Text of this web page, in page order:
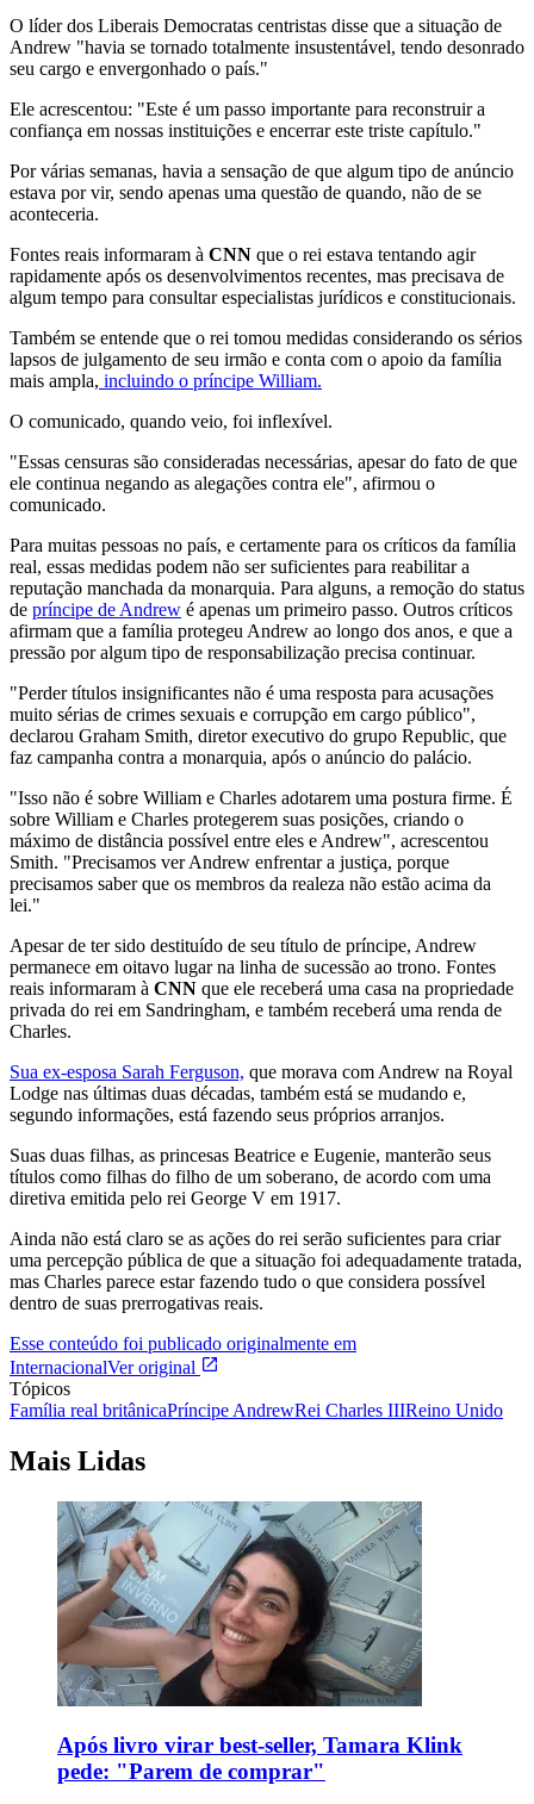
O líder dos Liberais Democratas centristas disse que a situação de
Andrew "havia se tornado totalmente insustentável, tendo desonrado
seu cargo e envergonhado o país."
Ele acrescentou: "Este é um passo importante para reconstruir a
confiança em nossas instituições e encerrar este triste capítulo."
Por várias semanas, havia a sensação de que algum tipo de anúncio
estava por vir, sendo apenas uma questão de quando, não de se
aconteceria.
Fontes reais informaram à CNN que o rei estava tentando agir
rapidamente após os desenvolvimentos recentes, mas precisava de
algum tempo para consultar especialistas jurídicos e constitucionais.
Também se entende que o rei tomou medidas considerando os sérios
lapsos de julgamento de seu irmão e conta com o apoio da família
mais ampla, incluindo o príncipe William.
O comunicado, quando veio, foi inflexível.
"Essas censuras são consideradas necessárias, apesar do fato de que
ele continua negando as alegações contra ele", afirmou o
comunicado.
Para muitas pessoas no país, e certamente para os críticos da família
real, essas medidas podem não ser suficientes para reabilitar a
reputação manchada da monarquia. Para alguns, a remoção do status
de príncipe de Andrew é apenas um primeiro passo. Outros críticos
afirmam que a família protegeu Andrew ao longo dos anos, e que a
pressão por algum tipo de responsabilização precisa continuar.
"Perder títulos insignificantes não é uma resposta para acusações
muito sérias de crimes sexuais e corrupção em cargo público",
declarou Graham Smith, diretor executivo do grupo Republic, que
faz campanha contra a monarquia, após o anúncio do palácio.
"Isso não é sobre William e Charles adotarem uma postura firme. É
sobre William e Charles protegerem suas posições, criando o
máximo de distância possível entre eles e Andrew", acrescentou
Smith. "Precisamos ver Andrew enfrentar a justiça, porque
precisamos saber que os membros da realeza não estão acima da
lei."
Apesar de ter sido destituído de seu título de príncipe, Andrew
permanece em oitavo lugar na linha de sucessão ao trono. Fontes
reais informaram à CNN que ele receberá uma casa na propriedade
privada do rei em Sandringham, e também receberá uma renda de
Charles.
Sua ex-esposa Sarah Ferguson, que morava com Andrew na Royal
Lodge nas últimas duas décadas, também está se mudando e,
segundo informações, está fazendo seus próprios arranjos.
Suas duas filhas, as princesas Beatrice e Eugenie, manterão seus
títulos como filhas do filho de um soberano, de acordo com uma
diretiva emitida pelo rei George V em 1917.
Ainda não está claro se as ações do rei serão suficientes para criar
uma percepção pública de que a situação foi adequadamente tratada,
mas Charles parece estar fazendo tudo o que considera possível
dentro de suas prerrogativas reais.
Esse conteúdo foi publicado originalmente em
InternacionalVer original
Tópicos
Família real britânicaPríncipe AndrewRei Charles IIIReino Unido
Mais Lidas
Após livro virar best-seller, Tamara Klink
pede: "Parem de comprar"